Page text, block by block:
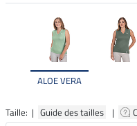
ALOE VERA
Taille: | Guide des tailles |